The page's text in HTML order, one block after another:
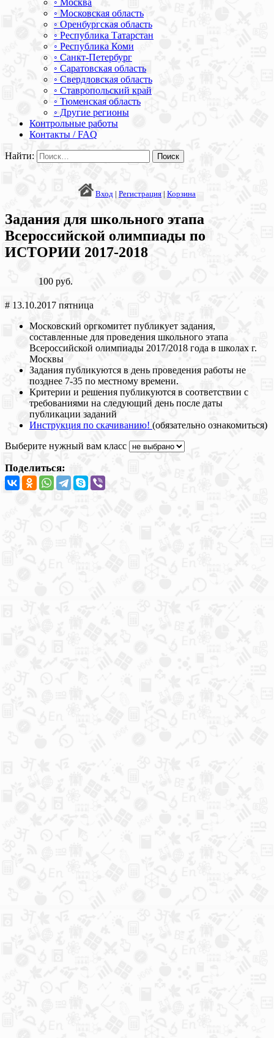
◦ Москва
◦ Московская область
◦ Оренбургская область
◦ Республика Татарстан
◦ Республика Коми
◦ Санкт-Петербург
◦ Саратовская область
◦ Свердловская область
◦ Ставропольский край
◦ Тюменская область
◦ Другие регионы
Контрольные работы
Контакты / FAQ
Найти:
Вход | Регистрация | Корзина
Задания для школьного этапа
Всероссийской олимпиады по
ИСТОРИИ 2017-2018
100 руб.
# 13.10.2017 пятница
Московский оргкомитет публикует задания,
составленные для проведения школьного этапа
Всероссийской олимпиады 2017/2018 года в школах г.
Москвы
Задания публикуются в день проведения работы не
позднее 7-35 по местному времени.
Критерии и решения публикуются в соответствии с
требованиями на следующий день после даты
публикации заданий
Инструкция по скачиванию! (обязательно ознакомиться)
Выберите нужный вам класс
Поделиться: